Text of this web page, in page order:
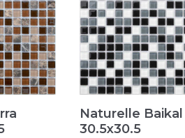
Naturelle Baikal
30.5x30.5